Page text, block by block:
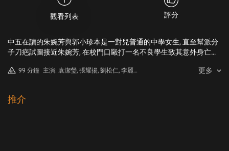
觀看列表 評分
中五在讀的朱婉芳與郭小珍本是一對兒普通的中學女生, 直至幫派分
子刀疤試圖接近朱婉芳, 在校門口毆打一名不良學生致其意外身亡。
芳有感溫老師與海哥的正氣, 終於指認嫌凶。瀟灑大為光火將朱婉芳
柔的一面...
99 分鐘 主演: 袁潔瑩, 張耀揚, 劉松仁, 李麗
更多
推介